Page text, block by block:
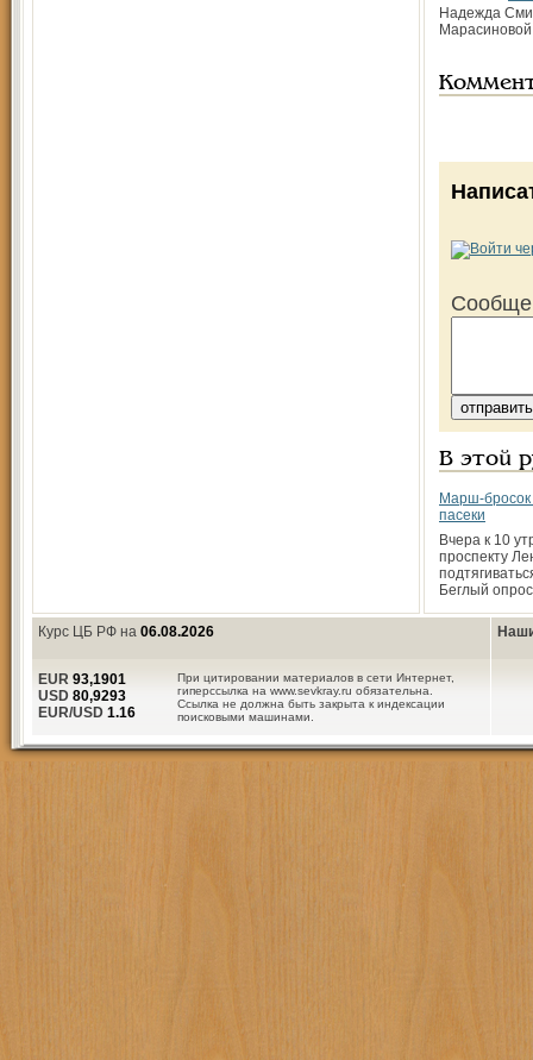
Надежда
В этой
Марш-бросок
пасеки
Вчера к 10
проспекту
Беглый
Курс ЦБ РФ на 06.08.2026
При цитировании материалов в сети Интернет,
гиперссылка на www.sevkray.ru обязательна.
Ссылка не должна быть закрыта к индексации
поисковыми машинами.
EUR 93,1901
USD 80,9293
EUR/USD 1.16